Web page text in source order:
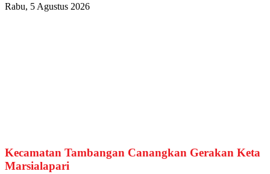
Rabu, 5 Agustus 2026
Kecamatan Tambangan Canangkan Gerakan Keta
Marsialapari